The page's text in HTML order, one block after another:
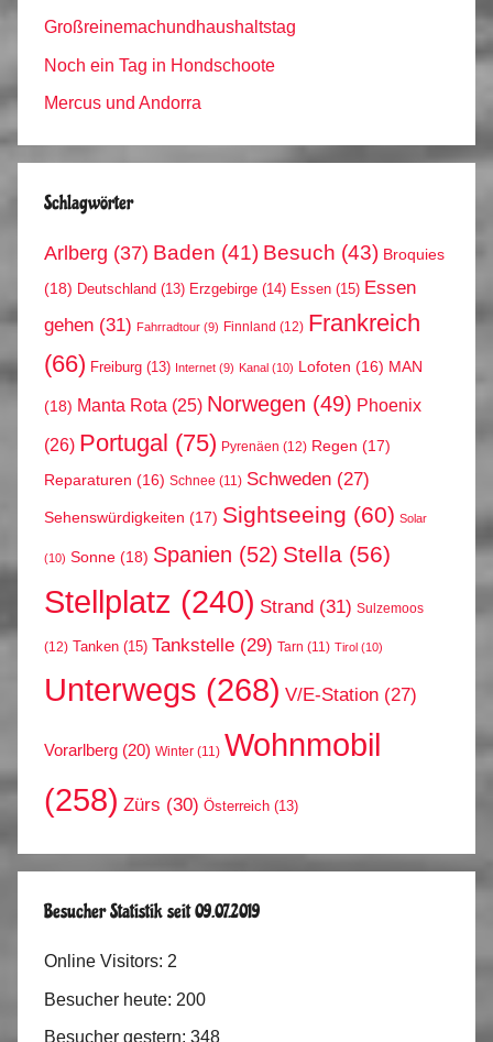
Großreinemachundhaushaltstag
Noch ein Tag in Hondschoote
Mercus und Andorra
Schlagwörter
Arlberg (37) Baden (41) Besuch (43) Broquies
(18) Deutschland (13) Erzgebirge (14) Essen (15) Essen
gehen (31) Fahrradtour (9) Finnland (12) Frankreich
(66) Freiburg (13) Internet (9) Kanal (10) Lofoten (16) MAN
(18) Manta Rota (25) Norwegen (49) Phoenix
(26) Portugal (75) Pyrenäen (12) Regen (17)
Reparaturen (16) Schnee (11) Schweden (27)
Sehenswürdigkeiten (17) Sightseeing (60) Solar
(10) Sonne (18) Spanien (52) Stella (56)
Stellplatz (240) Strand (31) Sulzemoos
(12) Tanken (15) Tankstelle (29) Tarn (11) Tirol (10)
Unterwegs (268) V/E-Station (27)
Vorarlberg (20) Winter (11) Wohnmobil
(258) Zürs (30) Österreich (13)
Besucher Statistik seit 09.07.2019
Online Visitors: 2
Besucher heute: 200
Besucher gestern: 348